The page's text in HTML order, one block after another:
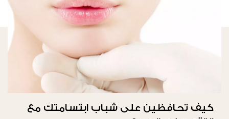
كيف تحافظين على شباب ابتسامتك مع